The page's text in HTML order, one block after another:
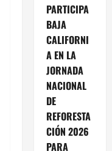
PARTICIPA
BAJA
CALIFORNI
A EN LA
JORNADA
NACIONAL
DE
REFORESTA
CIÓN 2026
PARA